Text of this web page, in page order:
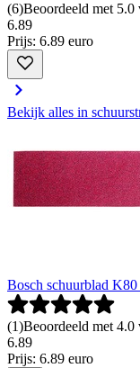
(6)Beoordeeld met 5.0
6.89
Prijs: 6.89 euro
Bekijk alles in
Bosch schuurblad
(1)Beoordeeld met 4.0
6.89
Prijs: 6.89 euro